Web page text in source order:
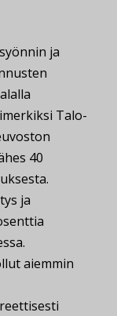
ja
Talo-
40
ja
aiemmin